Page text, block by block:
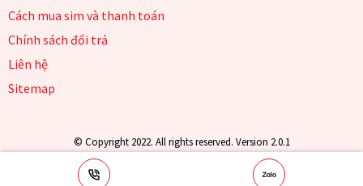
Cách mua sim và thanh toán
Chính sách đổi trả
Liên hệ
Sitemap
© Copyright 2022. All rights reserved. Version 2.0.1